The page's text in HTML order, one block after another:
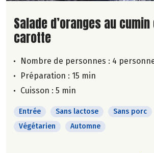
Lire la suite de la recette
Salade d’oranges au
carotte
Nombre de personnes : 4
Préparation : 15 min
Cuisson : 5 min
Entrée Sans lactose Sans porc
Végétarien
Automne